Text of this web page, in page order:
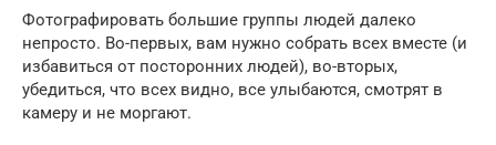
Фотографировать большие группы людей далеко
непросто. Во-первых, вам нужно собрать всех вместе (и
избавиться от посторонних людей), во-вторых,
убедиться, что всех видно, все улыбаются, смотрят в
камеру и не моргают.